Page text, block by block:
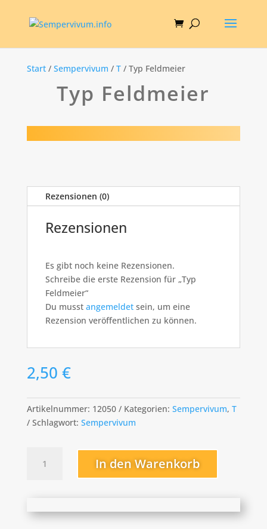
Start/ Sempervivum / T/ Typ Feldmeier
Typ Feldmeier
Rezensionen (0)
Rezensionen
Es gibt noch keine Rezensionen.
Schreibe die erste Rezension für „Typ
Feldmeier“
Du musst angemeldetsein, um eine
Rezension veröffentlichen zu können.
2,50 €
Artikelnummer: 12050 Kategorien: Sempervivum, T
Schlagwort: Sempervivum
Feldmeier
In den Warenkorb